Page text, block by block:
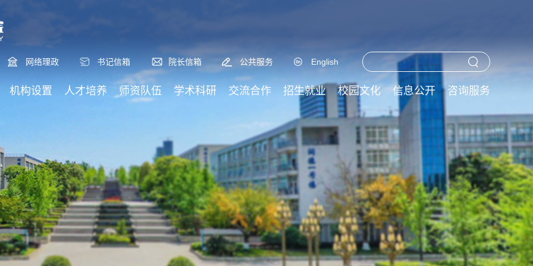
网络理政 书记信箱 院长信箱 公共服务 English
机构设置 人才培养 师资队伍 学术科研 交流合作 招生就业 校园文化 信息公开 咨询服务